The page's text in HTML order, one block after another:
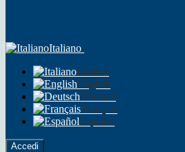
Italiano
Italiano
English
Deutsch
Français
Español
Accedi